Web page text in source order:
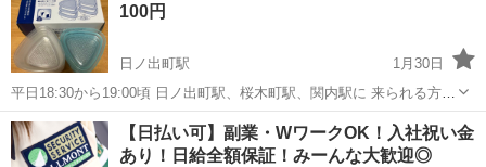
い。
100円
日ノ出町駅
1月30日
平日18:30から19:00頃 日ノ出町駅、桜木町駅、関内駅に 来られる方
ご連絡お待ちしております。 他の地域でも 対応できるところもありま
す。 ご相談ください。
神奈川 横浜市 日ノ出町駅 食器 おにぎり
【日払い可】副業・WワークOK！入社祝い金
あり！日給全額保証！みーんな大歓迎◎